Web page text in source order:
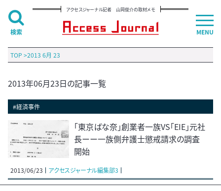
アクセスジャーナル記者 山岡俊介の取材メモ
TOP >2013 6月 23
2013年06月23日の記事一覧
#経済事件
「東京ばな奈」創業者一族VS「EIE」元社
長ーー一族側弁護士懲戒請求の調査
開始
2013/06/23 アクセスジャーナル編集部3
MENU
検索